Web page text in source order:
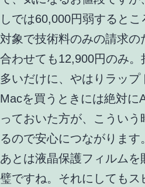
しでは60,000円弱すると
対象で技術料のみの請求の
合わせても12,900円のみ。
多いだけに、やはりラップ
Macを買うときには絶対に
っておいた方が、こういう
るので安心につながります。
あとは液晶保護フィルムを
璧ですね。それにしてもス